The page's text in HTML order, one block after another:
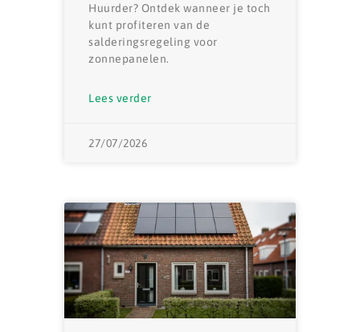
Huurder? Ontdek wanneer je toch
kunt profiteren van de
salderingsregeling voor
zonnepanelen.
Lees verder
27/07/2026